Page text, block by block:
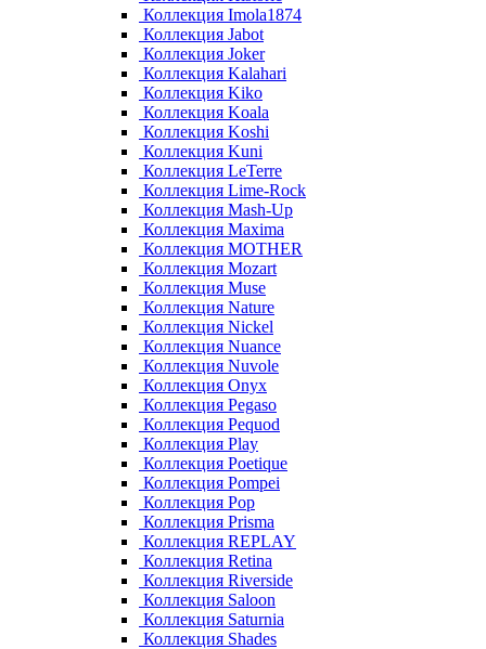
Коллекция Imola1874
Коллекция Jabot
Коллекция Joker
Коллекция Kalahari
Коллекция Kiko
Коллекция Koala
Коллекция Koshi
Коллекция Kuni
Коллекция LeTerre
Коллекция Lime-Rock
Коллекция Mash-Up
Коллекция Maxima
Коллекция MOTHER
Коллекция Mozart
Коллекция Muse
Коллекция Nature
Коллекция Nickel
Коллекция Nuance
Коллекция Nuvole
Коллекция Onyx
Коллекция Pegaso
Коллекция Pequod
Коллекция Play
Коллекция Poetique
Коллекция Pompei
Коллекция Pop
Коллекция Prisma
Коллекция REPLAY
Коллекция Retina
Коллекция Riverside
Коллекция Saloon
Коллекция Saturnia
Коллекция Shades